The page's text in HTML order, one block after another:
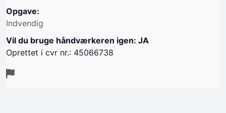
Opgave:
Indvendig
Vil du bruge håndværkeren igen: JA
Oprettet i cvr nr.: 45066738